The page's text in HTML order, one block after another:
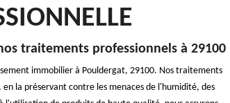
traitements professionnels à 29100
immobilier à Pouldergat, 29100. Nos traitements
la préservant contre les menaces de l'humidité, des